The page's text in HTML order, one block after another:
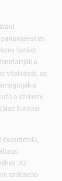
és
hatást
a
vitalitását, az
a
a szellemi
Európai
Az
szélesebb